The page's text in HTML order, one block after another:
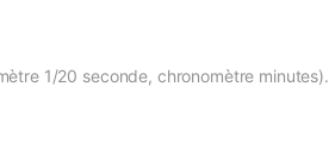
1/20 seconde, chronomètre minutes).